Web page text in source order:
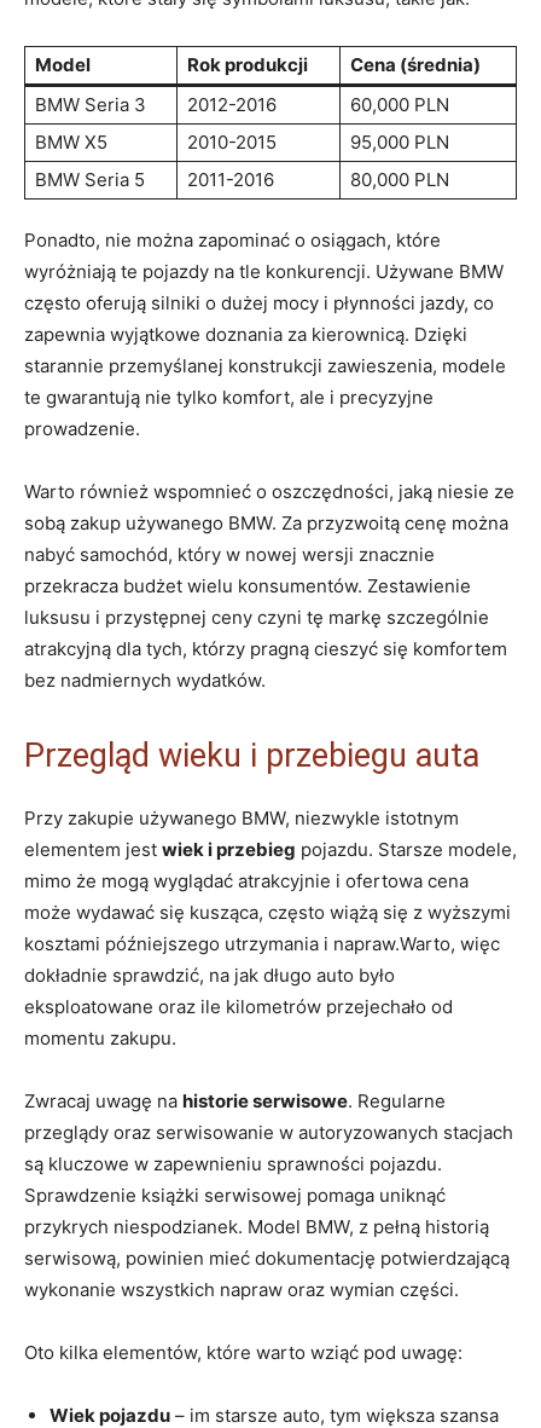
Model Rok ‍produkcji
Cena (średnia)
BMW Seria 3
2012-2016
60,000 PLN
BMW X5
2010-2015
95,000 PLN
BMW Seria ⁢5
2011-2016 80,000 PLN
Ponadto, nie​ można zapominać o osiągach, które
wyróżniają te pojazdy na tle‍ konkurencji. Używane ‌BMW
⁢często oferują silniki‌ o dużej mocy i płynności jazdy,⁣ co
‍zapewnia wyjątkowe doznania za kierownicą.⁤ Dzięki⁣
starannie przemyślanej konstrukcji⁤ zawieszenia, modele
te gwarantują nie tylko ‍komfort, ale i‍ precyzyjne
‌prowadzenie.
Warto⁢ również ​wspomnieć o oszczędności,⁣ jaką niesie ze
sobą zakup używanego BMW. Za⁢ przyzwoitą cenę można
nabyć samochód, który w nowej wersji⁣ znacznie
‍przekracza budżet⁣ wielu konsumentów.‌ Zestawienie
luksusu ​i przystępnej ceny ‌czyni tę markę szczególnie
⁤atrakcyjną dla tych, którzy pragną⁤ cieszyć się komfortem
bez nadmiernych wydatków.
Przegląd wieku ‍i przebiegu auta
Przy zakupie używanego⁤ BMW, ​niezwykle istotnym
elementem jest wiek i przebieg pojazdu. Starsze modele,⁢
mimo że mogą wyglądać⁢ atrakcyjnie i ofertowa cena
może wydawać się kusząca, często wiążą się z wyższymi
kosztami ⁢późniejszego utrzymania ⁢i napraw.Warto, więc
dokładnie sprawdzić,‌ na jak ‍długo auto było​
eksploatowane‌ oraz ile kilometrów przejechało od⁣
momentu zakupu.
Zwracaj⁣ uwagę na historie serwisowe.⁣ Regularne
przeglądy ‍oraz serwisowanie ‍w autoryzowanych stacjach​
są kluczowe⁤ w zapewnieniu ⁣sprawności ​pojazdu.
Sprawdzenie książki serwisowej pomaga uniknąć‍
przykrych niespodzianek. Model BMW,‍ z pełną⁤ historią
serwisową, powinien ⁤mieć dokumentację potwierdzającą
wykonanie wszystkich napraw​ oraz wymian​ części.
Oto kilka ‌elementów, które warto ⁢wziąć pod uwagę:
Wiek pojazdu –⁤ im starsze auto,​ tym większa szansa